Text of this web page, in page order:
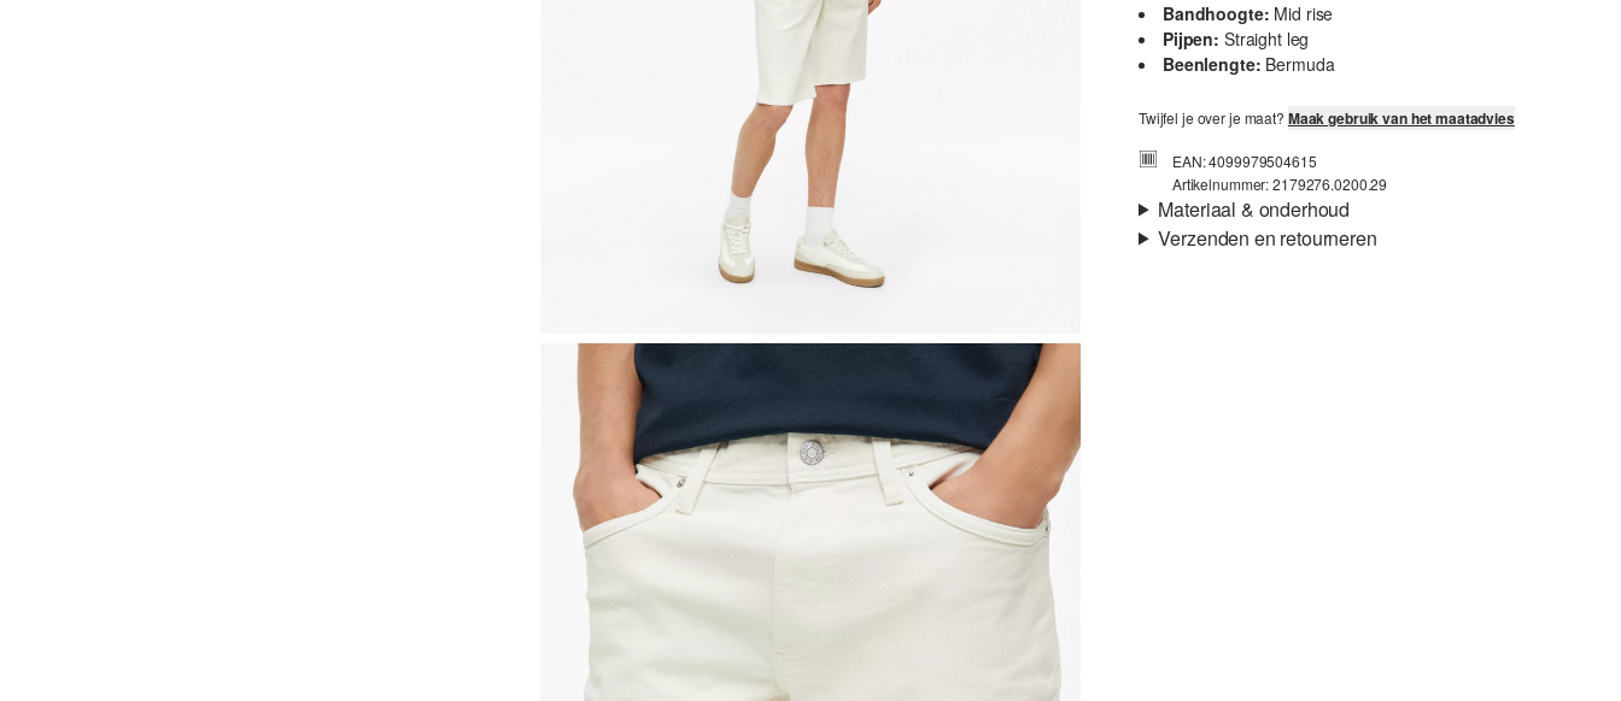
Bandhoogte: Mid rise
Pijpen: Straight leg
Beenlengte: Bermuda
Twijfel je over je maat? Maak gebruik van het maatadvies
EAN: 4099979504615
Artikelnummer: 2179276.0200.29
Materiaal & onderhoud
Verzenden en retourneren